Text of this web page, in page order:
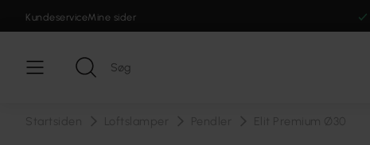
KundeserviceMine sider